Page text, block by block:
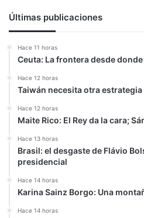
Últimas publicaciones
Hace 11 horas
Ceuta: La frontera desde
Hace 12 horas
Taiwán necesita otra
Hace 12 horas
Maite Rico: El Rey da la cara;
Hace 13 horas
Brasil: el desgaste de Flávio
presidencial
Hace 14 horas
Karina Sainz Borgo: Una
Hace 14 horas